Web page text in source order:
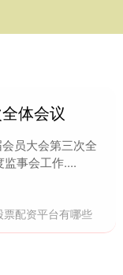
体会议
员大会第三次全
事会工作....
票配资平台有哪些